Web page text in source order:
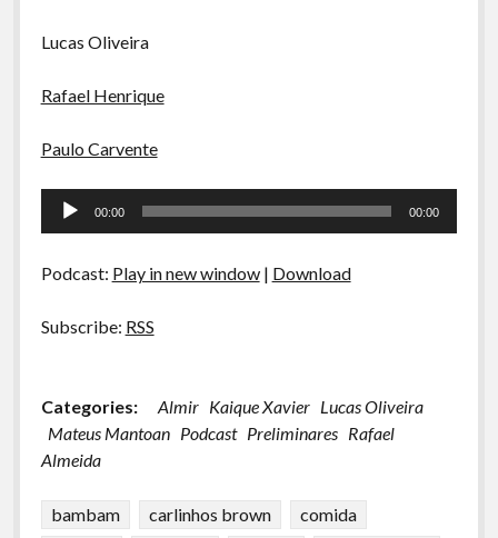
Lucas Oliveira
Rafael Henrique
Paulo Carvente
Tocador
00:00 00:00
Podcast: Play in new window| Download
Subscribe: RSS
Categories: Almir Kaique Xavier Lucas Oliveira
Mateus Mantoan Podcast Preliminares Rafael
Almeida
bambam carlinhos brown
comida